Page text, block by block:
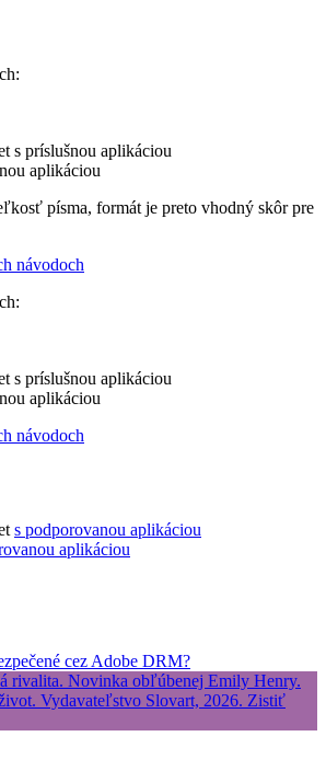
s príslušnou aplikáciou
aplikáciou
písma, formát je preto vhodný skôr pre
návodoch
s príslušnou aplikáciou
aplikáciou
návodoch
s podporovanou aplikáciou
aplikáciou
cez Adobe DRM?